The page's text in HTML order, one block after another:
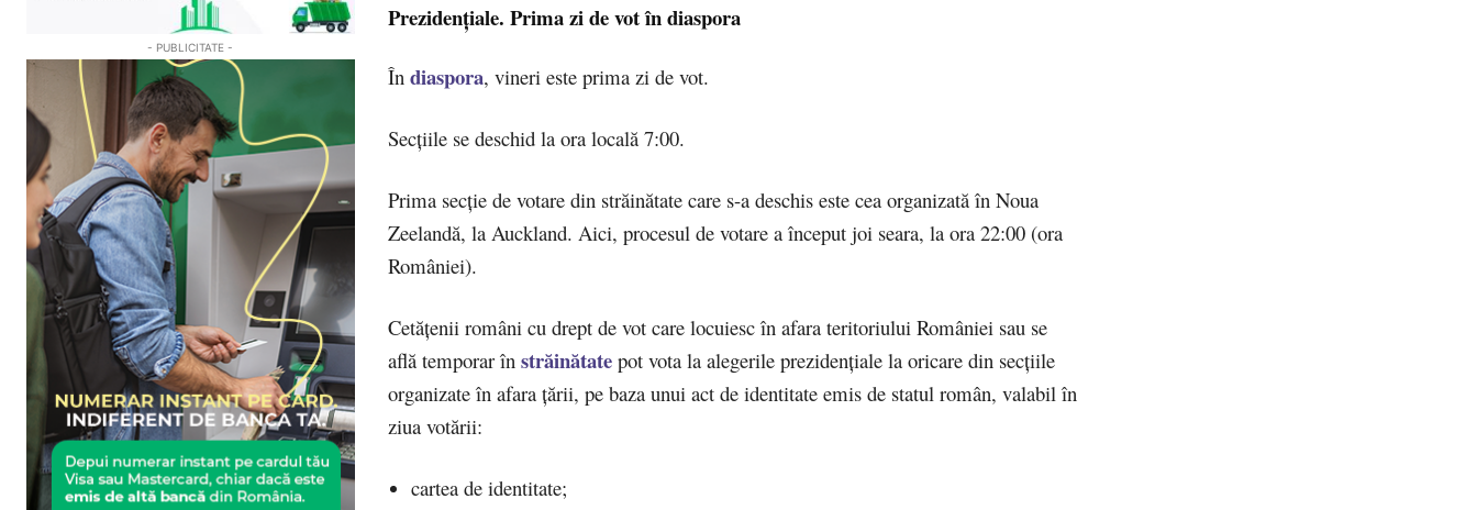
- PUBLICITATE -
Prezidențiale. Prima zi de vot în diaspora
În diaspora, vineri este prima zi de vot.
Secțiile se deschid la ora locală 7:00.
Prima secție de votare din străinătate care s-a deschis este cea organizată în Noua
Zeelandă, la Auckland. Aici, procesul de votare a început joi seara, la ora 22:00 (ora
României).
Cetăţenii români cu drept de vot care locuiesc în afara teritoriului României sau se
află temporar în străinătatepot vota la alegerile prezidenţiale la oricare din secţiile
organizate în afara ţării, pe baza unui act de identitate emis de statul român, valabil în
ziua votării:
cartea de identitate;